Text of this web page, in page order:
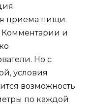
приема пищи.
Комментарии и
Но с
условия
возможность
по каждой